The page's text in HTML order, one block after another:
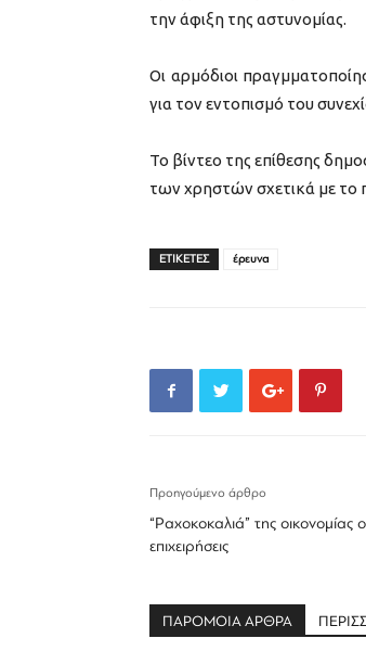
την άφιξη της αστυνομίας.
Οι αρμόδιοι
για τον εντοπισμό του
Το βίντεο της επίθεσης
των χρηστών σχετικά με το
ΕΤΙΚΕΤΕΣ έρευνα
Προηγούμενο άρθρο
“Ραχοκοκαλιά” της οικονομίας
επιχειρήσεις
ΠΑΡΟΜΟΙΑ ΑΡΘΡΑ